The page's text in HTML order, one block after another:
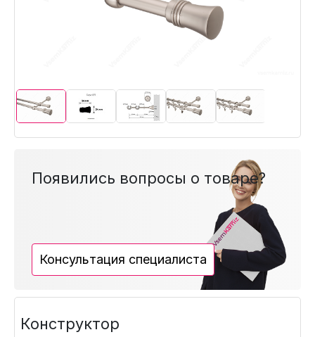
Появились вопросы о товаре?
Консультация специалиста
Конструктор